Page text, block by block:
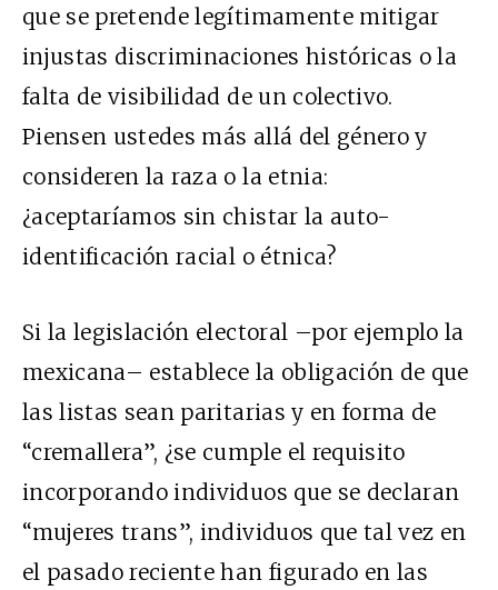
que se pretende legítimamente mitigar
injustas discriminaciones históricas o la
falta de visibilidad de un colectivo.
Piensen ustedes más allá del género y
consideren la raza o la etnia:
¿aceptaríamos sin chistar la auto-
identificación racial o étnica?
Si la legislación electoral –por ejemplo la
mexicana– establece la obligación de que
las listas sean paritarias y en forma de
“cremallera”, ¿se cumple el requisito
incorporando individuos que se declaran
“mujeres trans”, individuos que tal vez en
el pasado reciente han figurado en las